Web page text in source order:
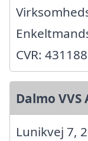
CVR:
Dalmo VVS
Lunikvej 7,